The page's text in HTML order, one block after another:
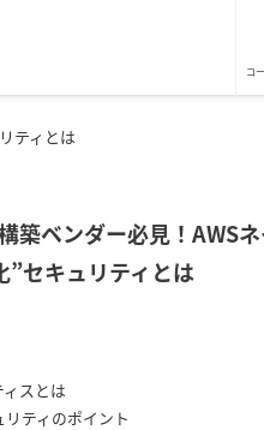
コ
ティとは
築ベンダー必見！AWS
”セキュリティとは
スとは
リティのポイント